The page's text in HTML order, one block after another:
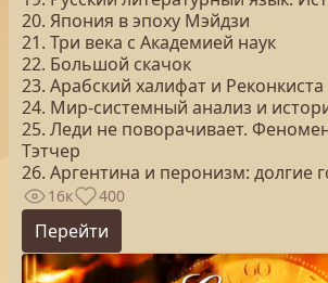
20. Япония в эпоху Мэйдзи
21. Три века с Академией наук
22. Большой скачок
23. Арабский халифат и Реконкиста
24. Мир-системный анализ и
25. Леди не поворачивает.
Тэтчер
26. Аргентина и перонизм: долгие
16к 400
Перейти